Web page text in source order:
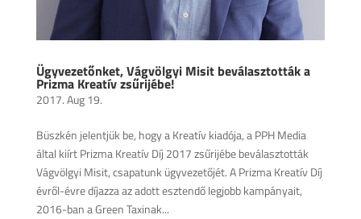
Ügyvezetőnket, Vágvölgyi Misit beválasztották a
Prizma Kreatív zsűrijébe!
2017. Aug 19.
Büszkén jelentjük be, hogy a Kreatív kiadója, a PPH Media
által kiírt Prizma Kreatív Díj 2017 zsűrijébe beválasztották
Vágvölgyi Misit, csapatunk ügyvezetőjét. A Prizma Kreatív Díj
évről-évre díjazza az adott esztendő legjobb kampányait,
2016-ban a Green Taxinak...